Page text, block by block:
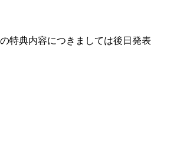
特典内容につきましては後日発表